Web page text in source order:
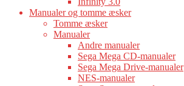
Manualer og tomme æsker
Tomme æsker
Manualer
Andre manualer
Sega Mega CD-manualer
Sega Mega Drive-manualer
NES-manualer